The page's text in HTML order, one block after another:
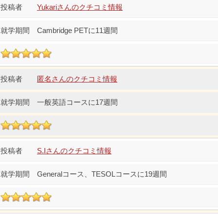
Yukariさんのクチコミ情報
Cambridge PETに11週間
匿名さんのクチコミ情報
一般英語コースに17週間
S.Iさんのクチコミ情報
Generalコース、TESOLコースに19週間